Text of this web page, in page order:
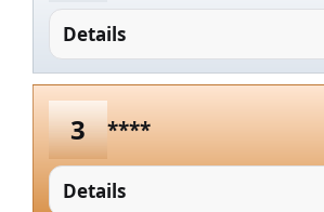
Details
3 ****
Details